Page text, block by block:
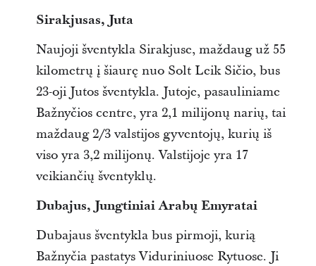
Sirakjusas, Juta
Naujoji šventykla Sirakjuse, maždaug už 55
kilometrų į šiaurę nuo Solt Leik Sičio, bus
23-oji Jutos šventykla. Jutoje, pasauliniame
Bažnyčios centre, yra 2,1 milijonų narių, tai
maždaug 2/3 valstijos gyventojų, kurių iš
viso yra 3,2 milijonų. Valstijoje yra 17
veikiančių šventyklų.
Dubajus, Jungtiniai Arabų Emyratai
Dubajaus šventykla bus pirmoji, kurią
Bažnyčia pastatys Viduriniuose Rytuose. Ji